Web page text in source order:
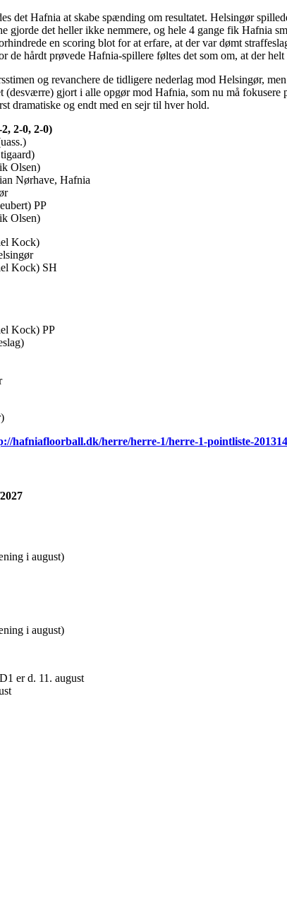
det Hafnia at skabe spænding om resultatet. Helsingør
gjorde det heller ikke nemmere, og hele 4 gange fik Hafnia
en scoring blot for at erfare, at der var dømt
de hårdt prøvede Hafnia-spillere føltes det som om, at der
og revanchere de tidligere nederlag mod Helsingør,
(desværre) gjort i alle opgør mod Hafnia, som nu må
dramatiske og endt med en sejr til hver hold.
2-0, 2-0)
Olsen)
Nørhave, Hafnia
PP
Olsen)
Kock)
Kock) SH
Kock) PP
hafniafloorball.dk/herre/herre-1/herre-1-pointliste-
i august)
i august)
er d. 11. august